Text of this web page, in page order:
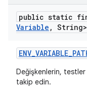
public static
Variable , String>
ENV_VARIABLE_
Değişkenlerin,
takip edin.